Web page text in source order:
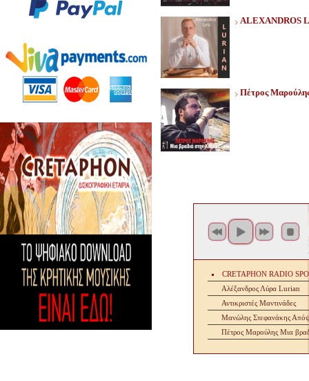
ALEXANDROS
Πέτρος
CRETAPHON RADIO
Αλέξανδρος Λύρα Lurian
Αντικριστές Μαντινάδες
Μανώλης Στεφανάκης
Πέτρος Μαρούλης Μια